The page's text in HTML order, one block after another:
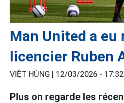
Man United a eu
licencier Ruben
VIỆT HÙNG | 12/03/2026 - 17:32
Plus on regarde les